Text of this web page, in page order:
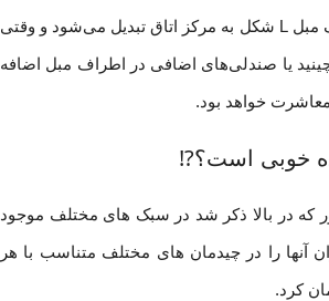
بله! در اتاق‌های بزرگ، یک مبل L شکل به مرکز اتاق تبدیل می‌شود و وقتی
یا صندلی‌های اضافی در اطراف مبل اضافه
خواهد بود.
که در بالا ذکر شد در سبک های مختلف موجود
آنها را در چیدمان های مختلف متناسب با هر
کرد.